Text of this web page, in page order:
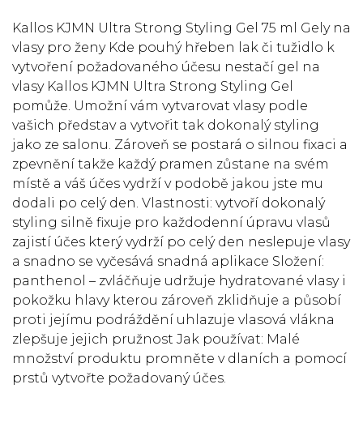
Kallos KJMN Ultra Strong Styling Gel 75 ml Gely na
vlasy pro ženy Kde pouhý hřeben lak či tužidlo k
vytvoření požadovaného účesu nestačí gel na
vlasy Kallos KJMN Ultra Strong Styling Gel
pomůže. Umožní vám vytvarovat vlasy podle
vašich představ a vytvořit tak dokonalý styling
jako ze salonu. Zároveň se postará o silnou fixaci a
zpevnění takže každý pramen zůstane na svém
místě a váš účes vydrží v podobě jakou jste mu
dodali po celý den. Vlastnosti: vytvoří dokonalý
styling silně fixuje pro každodenní úpravu vlasů
zajistí účes který vydrží po celý den neslepuje vlasy
a snadno se vyčesává snadná aplikace Složení:
panthenol – zvláčňuje udržuje hydratované vlasy i
pokožku hlavy kterou zároveň zklidňuje a působí
proti jejímu podráždění uhlazuje vlasová vlákna
zlepšuje jejich pružnost Jak používat: Malé
množství produktu promněte v dlaních a pomocí
prstů vytvořte požadovaný účes.